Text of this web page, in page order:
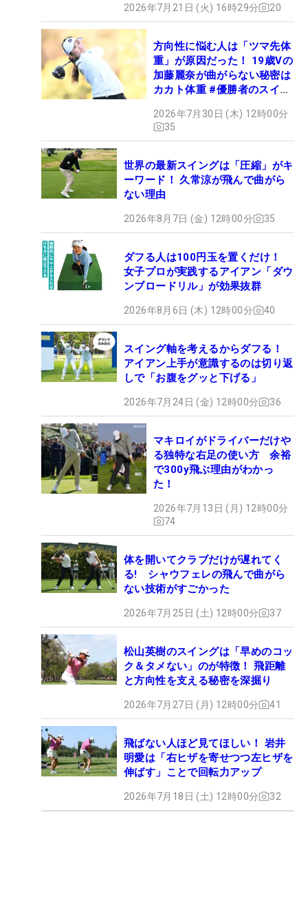
2026年7月21日 (火) 16時29分 20
方向性に悩む人は「ツマ先体
重」が原因だった！ 19歳Vの
加藤麗奈が曲がらない秘密は
カカト体重 #優勝者のスイン
2026年7月30日 (木) 12時00分
35
世界の最新スイングは「圧縮」がキ
ーワード！ 久常涼が飛んで曲がら
ない理由
2026年8月7日 (金) 12時00分 35
ダフる人は100円玉を置くだけ！
女子プロが実践するアイアン「ダウ
ンブロードリル」が効果抜群
2026年8月6日 (木) 12時00分 40
スイング軸を考えるからダフる！
アイアン上手が意識するのは切り返
しで「お腹をグッと下げる」
2026年7月24日 (金) 12時00分 36
マキロイがドライバーだけや
る独特な右足の使い方 余裕
で300y飛ぶ理由がわかっ
た！
2026年7月13日 (月) 12時00分
74
体を開いてクラブだけが遅れてく
る! シャウフェレの飛んで曲がら
ない技術がすごかった
2026年7月25日 (土) 12時00分 37
松山英樹のスイングは「早めのコッ
ク＆タメない」のが特徴！ 飛距離
と方向性を支える秘密を深掘り
2026年7月27日 (月) 12時00分 41
飛ばない人ほど見てほしい！ 岩井
明愛は「右ヒザを寄せつつ左ヒザを
伸ばす」ことで回転力アップ
2026年7月18日 (土) 12時00分 32